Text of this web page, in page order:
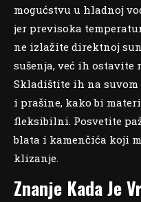
mogućstvu u hladnoj
jer previsoka
ne izlažite direktnoj
sušenja, već ih ostavite
Skladištite ih na
i prašine, kako bi
fleksibilni. Posvetite
blata i kamenčića koji
klizanje.
Znanje Kada Je